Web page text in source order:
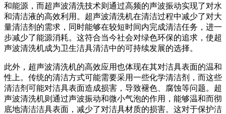
和能源，而超声波清洗技术则通过高频的声波振动实现了对水
和清洁液的高效利用。超声波清洗机在清洁过程中减少了对大
量清洁剂的需求，同时能够在较短时间内完成清洁任务，进一
步减少了能源消耗。这符合当今社会对绿色环保的追求，使超
声波清洗机成为卫生洁具清洁中的可持续发展的选择。
此外，超声波清洗机的高效应用也体现在其对洁具表面的温和
性上。传统的清洁方式可能需要采用一些化学清洁剂，而这些
清洁剂可能对洁具表面造成损害，导致褪色、腐蚀等问题。超
声波清洗机则通过声波振动和微小气泡的作用，能够温和而彻
底地清洁洁具表面，减少了对洁具材质的损害。这对于保护洁